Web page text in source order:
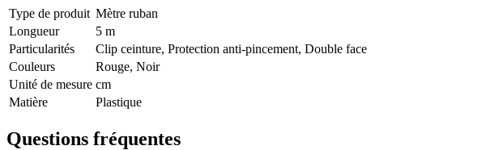
Type de produit Mètre ruban
Longueur
5 m
Particularités
Clip ceinture, Protection anti-pincement, Double face
Couleurs
Rouge, Noir
Unité de mesure cm
Matière
Plastique
Questions fréquentes